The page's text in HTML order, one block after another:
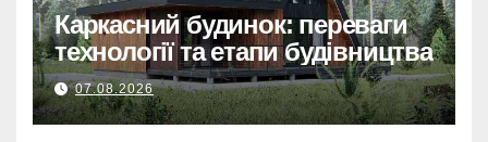
Каркасний будинок: переваги
технології та етапи будівництва
07.08.2026